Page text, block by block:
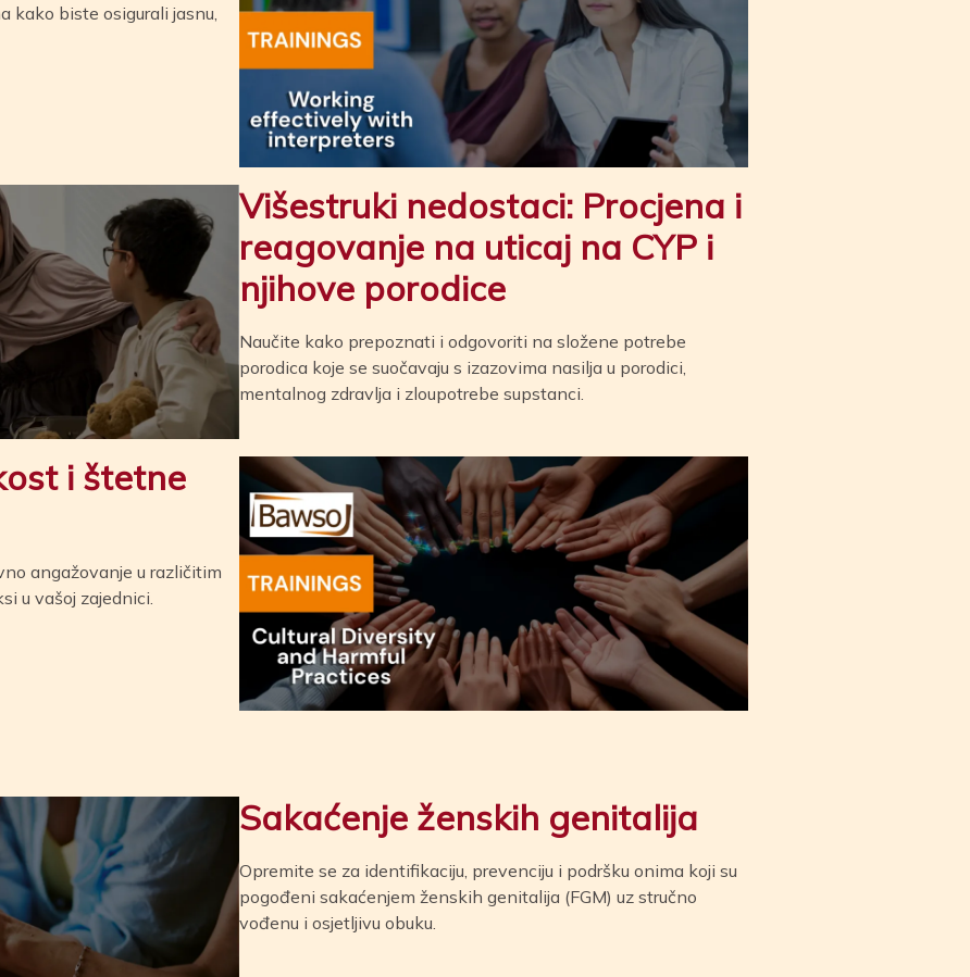
kako biste osigurali jasnu,
Višestruki nedostaci: Procjena i
reagovanje na uticaj na CYP i
njihove porodice
Naučite kako prepoznati i odgovoriti na složene potrebe
porodica koje se suočavaju s izazovima nasilja u porodici,
mentalnog zdravlja i zloupotrebe supstanci.
i štetne
angažovanje u različitim
u vašoj zajednici.
Sakaćenje ženskih genitalija
Opremite se za identifikaciju, prevenciju i podršku onima koji su
pogođeni sakaćenjem ženskih genitalija (FGM) uz stručno
vođenu i osjetljivu obuku.